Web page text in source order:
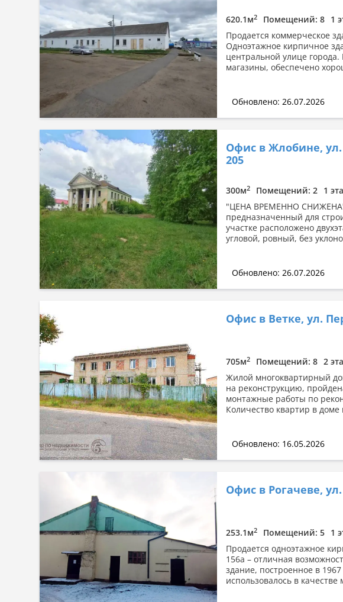
620.1м2 Помещений: 8 1
Продается коммерческое
Одноэтажное кирпичное
центральной улице
магазины, обеспечено
Обновлено: 26.07.2026
Офис в Жлобине,
205
300м2 Помещений: 2 1
"ЦЕНА ВРЕМЕННО
предназначенный для
участке расположено
угловой, ровный, без
Обновлено: 26.07.2026
Офис в Ветке, ул.
705м2 Помещений: 8 2
Жилой многоквартирный
на реконструкцию,
монтажные работы по
Количество квартир в доме
Обновлено: 16.05.2026
Офис в Рогачеве,
253.1м2 Помещений: 5 1
Продается одноэтажное
156а – отличная
здание, построенное в
использовалось в